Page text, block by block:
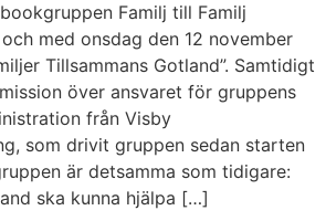
Familj till Familj
med onsdag den 12 november
Tillsammans Gotland”. Samtidigt
över ansvaret för gruppens
från Visby
som drivit gruppen sedan starten
är detsamma som tidigare:
ska kunna hjälpa […]